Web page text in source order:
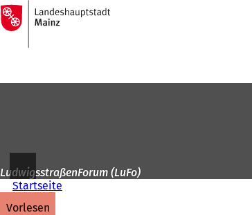
Inhalt anspringen
Zur
Startseite
LudwigsstraßenForum (LuFo)
Startseite
vorlesen